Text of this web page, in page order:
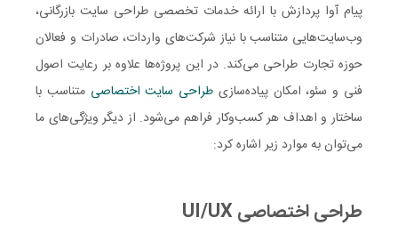
پیام آوا پردازش با ارائه خدمات تخصصی طراحی سایت بازرگانی،
وب‌سایت‌هایی متناسب با نیاز شرکت‌های واردات، صادرات و فعالان
حوزه تجارت طراحی می‌کند. در این پروژه‌ها علاوه بر رعایت اصول
فنی و سئو، امکان پیاده‌سازی طراحی سایت اختصاصی متناسب با
ساختار و اهداف هر کسب‌وکار فراهم می‌شود. از دیگر ویژگی‌های ما
می‌توان به موارد زیر اشاره کرد:
طراحی اختصاصی UI/UX